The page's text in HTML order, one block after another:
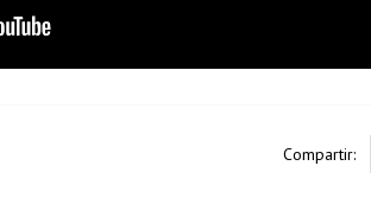
Compartir: